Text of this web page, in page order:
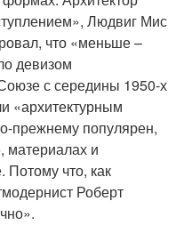
Людвиг Мис
что «меньше –
девизом
с середины 1950-х
«архитектурным
прежнему популярен,
материалах и
что, как
Роберт